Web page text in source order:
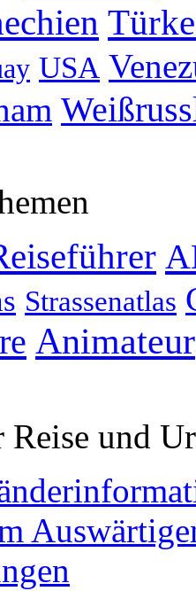
USA
Strassenatlas
Animateur
und